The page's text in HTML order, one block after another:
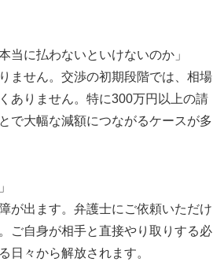
当に払わないといけないのか」
ません。交渉の初期段階では、相場
ありません。特に300万円以上の請
で大幅な減額につながるケースが多
が出ます。弁護士にご依頼いただけ
ご自身が相手と直接やり取りする必
日々から解放されます。